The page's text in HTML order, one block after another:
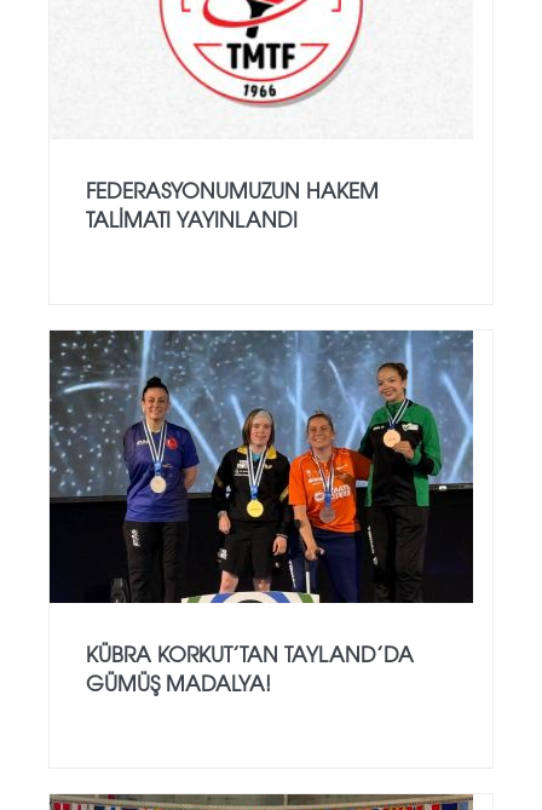
FEDERASYONUMUZUN HAKEM
TALIMATI YAYINLANDI
KÜBRA KORKUT’TAN TAYLAND’DA
GÜMÜŞ MADALYA!